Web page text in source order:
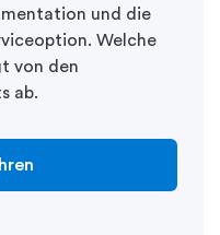
und die
Welche
von den
ab.